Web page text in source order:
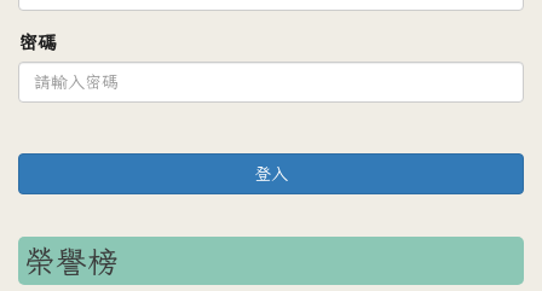
密碼
登入
榮譽榜